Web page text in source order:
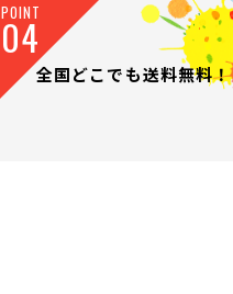
POINT
04
全国どこでも送料無料！